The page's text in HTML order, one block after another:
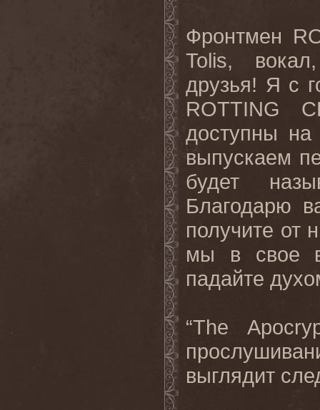
Фронтмен
Tolis, вокал,
друзья! Я с
ROTTING
доступны
выпускаем
будет
Благодарю
получите от
мы в свое
падайте
“The
выглядит